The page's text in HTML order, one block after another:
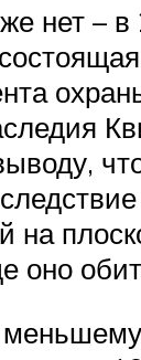
нет – в
на
оно